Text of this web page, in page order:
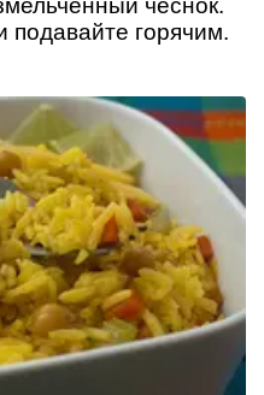
чеснок.
подавайте горячим.